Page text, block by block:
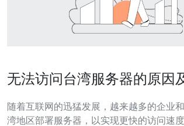
无法访问台湾服务器的原因
随着互联网的迅猛发展，越来越多的企业
湾地区部署服务器，以实现更快的访问速